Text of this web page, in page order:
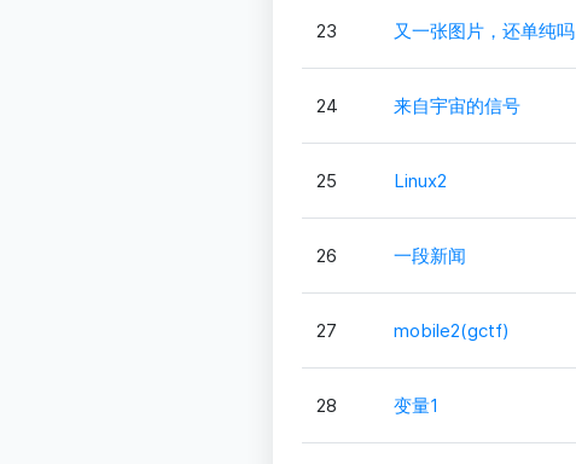
23 又一张图片，还单纯吗
24 来自宇宙的信号
25 Linux2
26 一段新闻
27 mobile2(gctf)
28 变量1